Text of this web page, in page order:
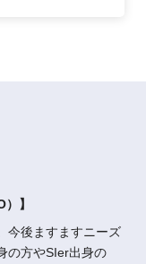
】
今後ますますニーズ
の方やSIer出身の